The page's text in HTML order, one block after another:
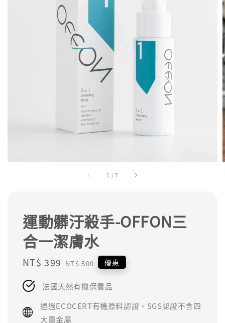
1 /7
運動髒汙殺手-OFFON三
合一潔膚水
Sale
NT$ 399 Regular
NT$ 500 優惠
法國天然有機保養品
通過ECOCERT有機原料認證、SGS認證不含四
大重金屬